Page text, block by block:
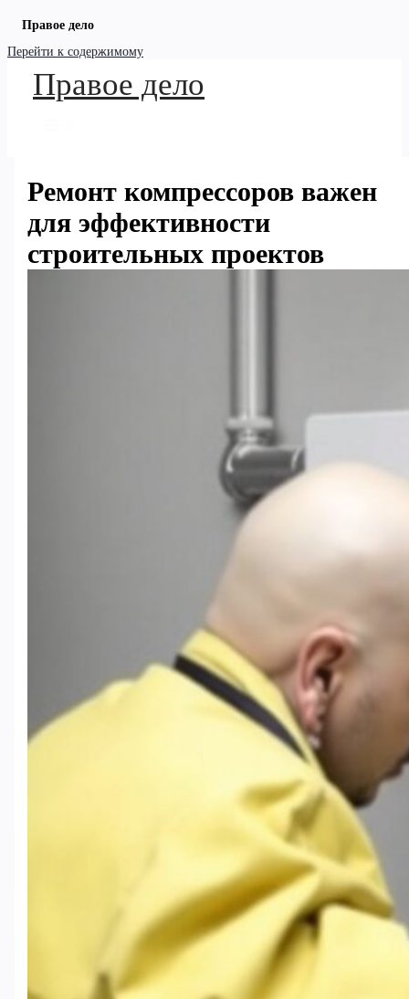
Правое дело
Перейти к содержимому
Правое дело
Ремонт компрессоров важен
для эффективности
строительных проектов